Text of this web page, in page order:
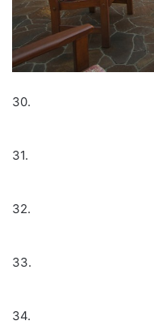
30.
31.
32.
33.
34.